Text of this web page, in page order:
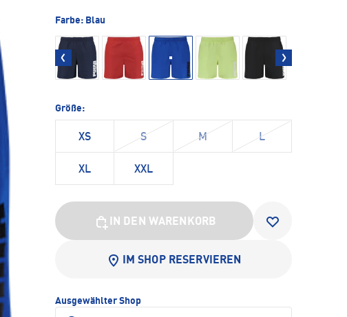
Farbe: Blau
Größe:
XS S M L
XL XXL
IN DEN WARENKORB
IM SHOP RESERVIEREN
Ausgewählter Shop